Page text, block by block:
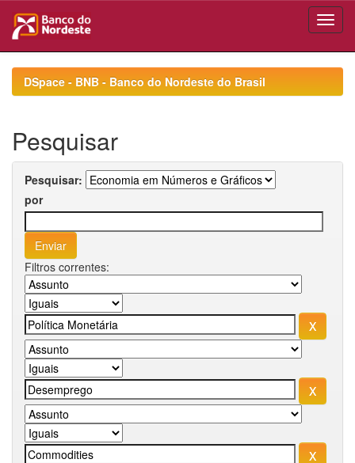
navigationDSpace - BNB - Banco do Nordeste do Brasil
Pesquisar
Pesquisar:
por
Filtros correntes: